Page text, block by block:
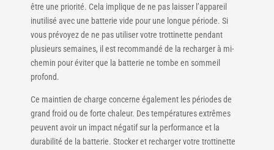
être une priorité. Cela implique de ne pas laisser l’appareil
inutilisé avec une batterie vide pour une longue période. Si
vous prévoyez de ne pas utiliser votre trottinette pendant
plusieurs semaines, il est recommandé de la recharger à mi-
chemin pour éviter que la batterie ne tombe en sommeil
profond.
Ce maintien de charge concerne également les périodes de
grand froid ou de forte chaleur. Des températures extrêmes
peuvent avoir un impact négatif sur la performance et la
durabilité de la batterie. Stocker et recharger votre trottinette